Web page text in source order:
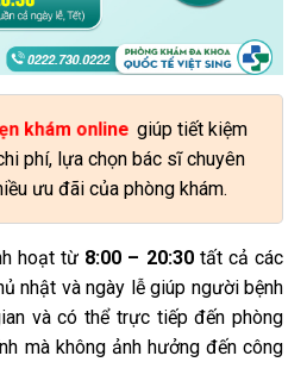
khám online giúp tiết kiệm
phí, lựa chọn bác sĩ chuyên
ưu đãi của phòng khám.
hoạt từ 8:00 – 20:30tất cả các
nhật và ngày lễ giúp người bệnh
và có thể trực tiếp đến phòng
mà không ảnh hưởng đến công